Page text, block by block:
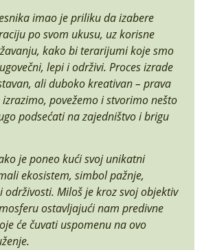
imao je priliku da izabere
po svom ukusu, uz korisne
kako bi terarijumi koje smo
lepi i održivi. Proces izrade
ali duboko kreativan – prava
povežemo i stvorimo nešto
podsećati na zajedništvo i brigu
je poneo kući svoj unikatni
ekosistem, simbol pažnje,
održivosti. Miloš je kroz svoj objektiv
ostavljajući nam predivne
će čuvati uspomenu na ovo